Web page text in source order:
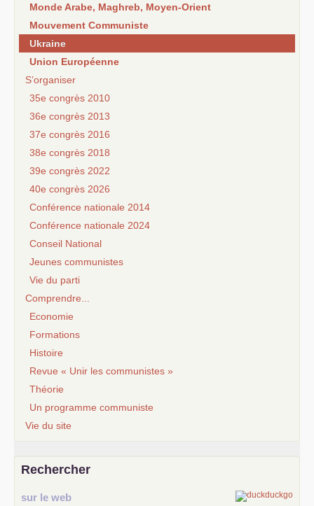
Monde Arabe, Maghreb, Moyen-Orient
Mouvement Communiste
Ukraine
Union Européenne
S’organiser
35e congrès 2010
36e congrès 2013
37e congrès 2016
38e congrès 2018
39e congrès 2022
40e congrès 2026
Conférence nationale 2014
Conférence nationale 2024
Conseil National
Jeunes communistes
Vie du parti
Comprendre...
Economie
Formations
Histoire
Revue « Unir les communistes »
Théorie
Un programme communiste
Vie du site
Rechercher
sur le web